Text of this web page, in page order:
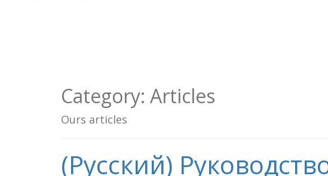
Category: Articles
Ours articles
(Русский)